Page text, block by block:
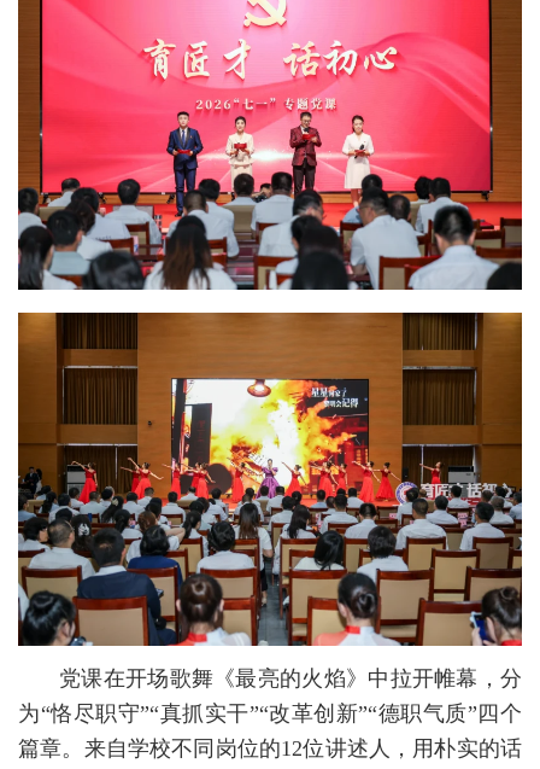
党课在开场歌舞《最亮的火焰》中拉开帷幕，分
为“恪尽职守”“真抓实干”“改革创新”“德职气质”四个
篇章。来自学校不同岗位的12位讲述人，用朴实的话